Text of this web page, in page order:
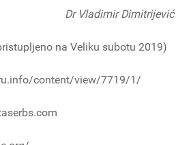
Dr Vladimir Dimitrijević
na Veliku subotu 2019)
content/view/7719/1/